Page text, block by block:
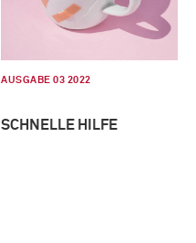
AUSGABE 03 2022
SCHNELLE HILFE